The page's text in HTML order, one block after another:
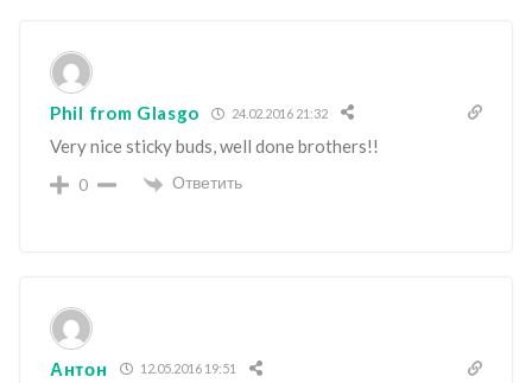
Phil from Glasgo 24.02.2016 21:32
Very nice sticky buds, well done brothers!!
0 Ответить
Антон 12.05.2016 19:51